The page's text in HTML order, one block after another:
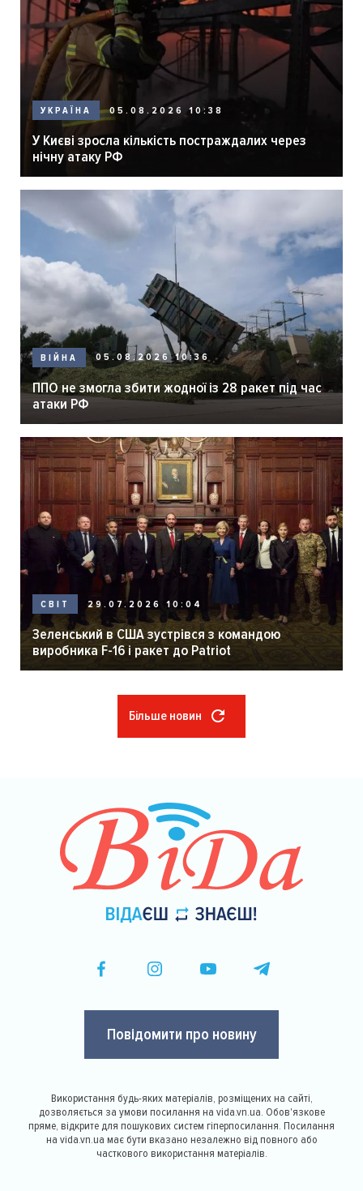
УКРАЇНА 05.08.2026 10:38
У Києві зросла кількість постраждалих через
нічну атаку РФ
ВІЙНА 05.08.2026 10:36
ППО не змогла збити жодної із 28 ракет під час
атаки РФ
СВІТ 29.07.2026 10:04
Зеленський в США зустрівся з командою
виробника F-16 і ракет до Patriot
Більше новин
Повідомити про новину
Використання будь-яких матеріалів, розміщених на сайті,
дозволяється за умови посилання на vida.vn.ua. Обов'язкове
пряме, відкрите для пошукових систем гіперпосилання. Посилання
на vida.vn.ua має бути вказано незалежно від повного або
часткового використання матеріалів.